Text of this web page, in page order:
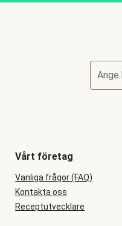
Ange
Vårt företag
Vanliga frågor (FAQ)
Kontakta oss
Receptutvecklare